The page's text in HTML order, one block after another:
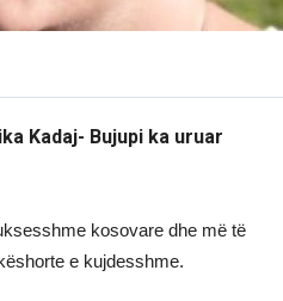
Kadaj- Bujupi ka uruar
kosovare dhe më të
e kujdesshme.